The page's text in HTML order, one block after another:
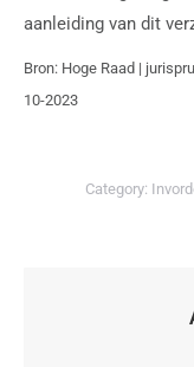
aanleiding van dit
Bron: Hoge Raad |
10-2023
Category: